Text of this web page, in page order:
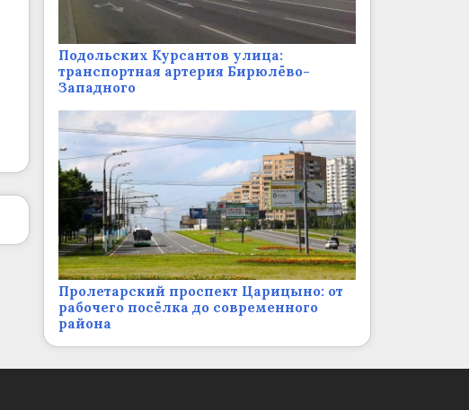
Подольских Курсантов улица:
транспортная артерия Бирюлёво-
Западного
Пролетарский проспект Царицыно: от
рабочего посёлка до современного
района